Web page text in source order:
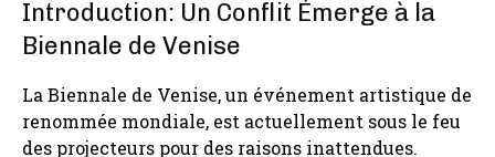
Introduction: Un Conflit Émerge à la
Biennale de Venise
La Biennale de Venise, un événement artistique de
renommée mondiale, est actuellement sous le feu
des projecteurs pour des raisons inattendues.